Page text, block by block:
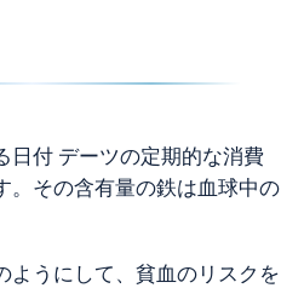
日付 デーツの定期的な消費
。その含有量の鉄は血球中の
ようにして、貧血のリスクを